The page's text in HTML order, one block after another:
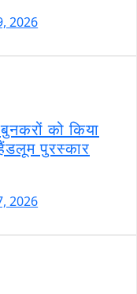
2026
को किया
पुरस्कार
2026